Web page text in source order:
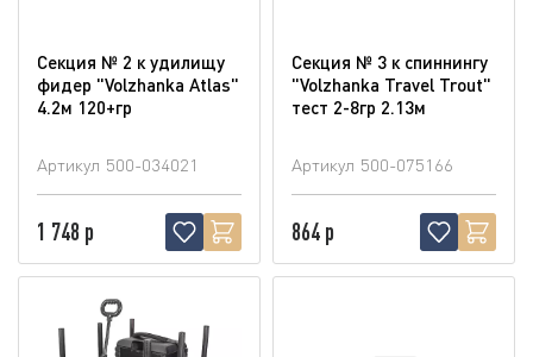
Секция № 2 к удилищу
фидер "Volzhanka Atlas"
4.2м 120+гр
Артикул 500-034021
1 748 р
Секция № 3 к спиннингу
"Volzhanka Travel Trout"
тест 2-8гр 2.13м
Артикул 500-075166
864 р